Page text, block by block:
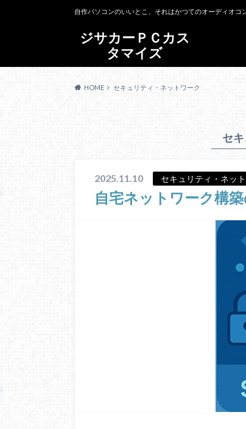
ジサカーＰＣカス
タマイズ
自作パソコンのいいとこ、それはかつてのオーディオコ
HOME セキュリティ・ネットワーク
セ
2025.11.10 セキュリティ・ネッ
自宅ネットワーク構